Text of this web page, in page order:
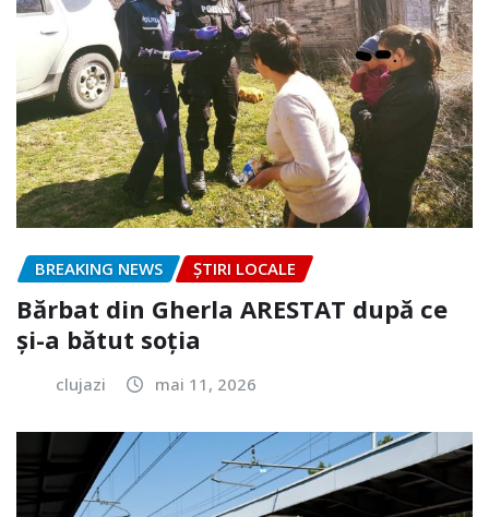
BREAKING NEWS ȘTIRI LOCALE
Bărbat din Gherla ARESTAT după ce
și-a bătut soția
clujazi mai 11, 2026